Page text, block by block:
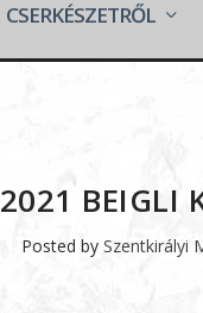
CSERKÉSZETRŐL
2021 BEIGLI
Posted bySzentkirályi